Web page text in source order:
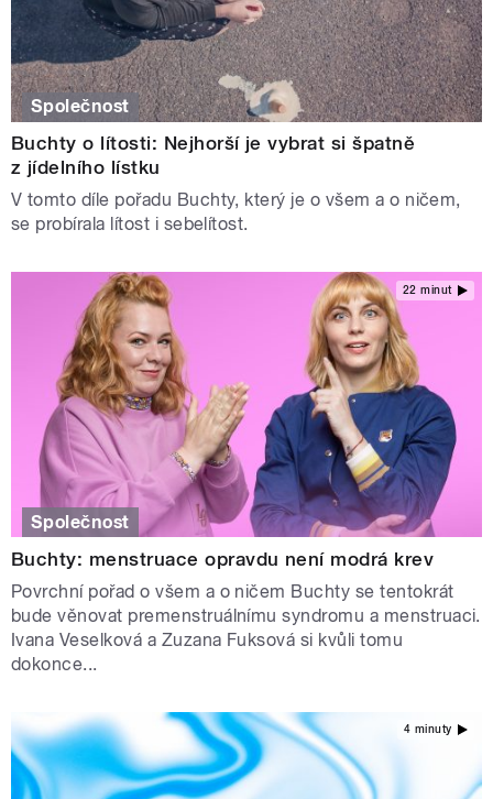
Společnost
Buchty o lítosti: Nejhorší je vybrat si špatně
z jídelního lístku
V tomto díle pořadu Buchty, který je o všem a o ničem,
se probírala lítost i sebelítost.
22 minut
Společnost
Buchty: menstruace opravdu není modrá krev
Povrchní pořad o všem a o ničem Buchty se tentokrát
bude věnovat premenstruálnímu syndromu a menstruaci.
Ivana Veselková a Zuzana Fuksová si kvůli tomu
dokonce...
4 minuty